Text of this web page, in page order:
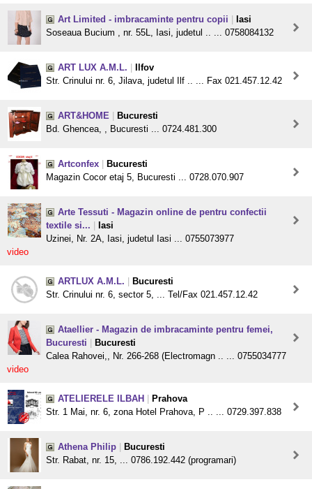
Art Limited - imbracaminte pentru copii
Iasi
Soseaua Bucium , nr. 55L, Iasi, judetul .. ... 0758084132
ART LUX A.M.L.
Ilfov
Str. Crinului nr. 6, Jilava, judetul Ilf .. ... Fax 021.457.12.42
ART&HOME
Bucuresti
Bd. Ghencea, , Bucuresti ... 0724.481.300
Artconfex
Bucuresti
Magazin Cocor etaj 5, Bucuresti ... 0728.070.907
Arte Tessuti - Magazin online de pentru confectii
textile si...
Iasi
Uzinei, Nr. 2A, Iasi, judetul Iasi ... 0755073977
video
ARTLUX A.M.L.
Bucuresti
Str. Crinului nr. 6, sector 5, ... Tel/Fax 021.457.12.42
Ataellier - Magazin de imbracaminte pentru femei,
Bucuresti
Bucuresti
Calea Rahovei,, Nr. 266-268 (Electromagn .. ... 0755034777
video
ATELIERELE ILBAH
Prahova
Str. 1 Mai, nr. 6, zona Hotel Prahova, P .. ... 0729.397.838
Athena Philip
Bucuresti
Str. Rabat, nr. 15, ... 0786.192.442 (programari)